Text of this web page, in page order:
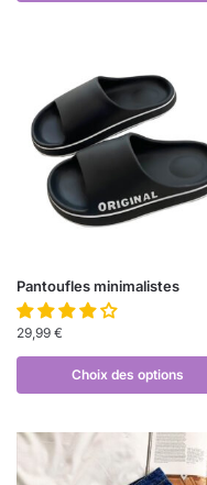
Pantoufles minimalistes
29,99 €
Choix des options